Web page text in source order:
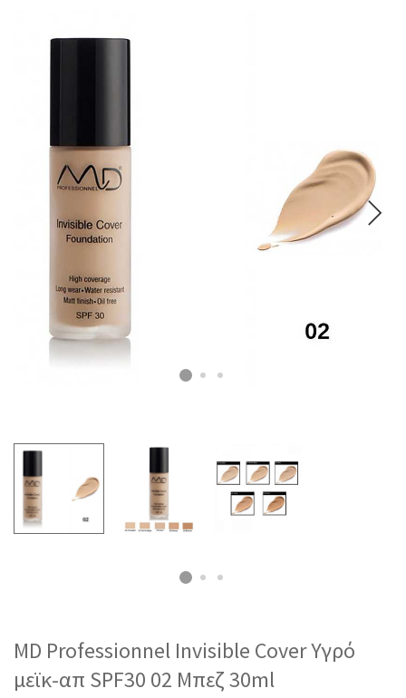
MD Professionnel Invisible Cover Υγρό
μεϊκ-απ SPF30 02 Μπεζ 30ml